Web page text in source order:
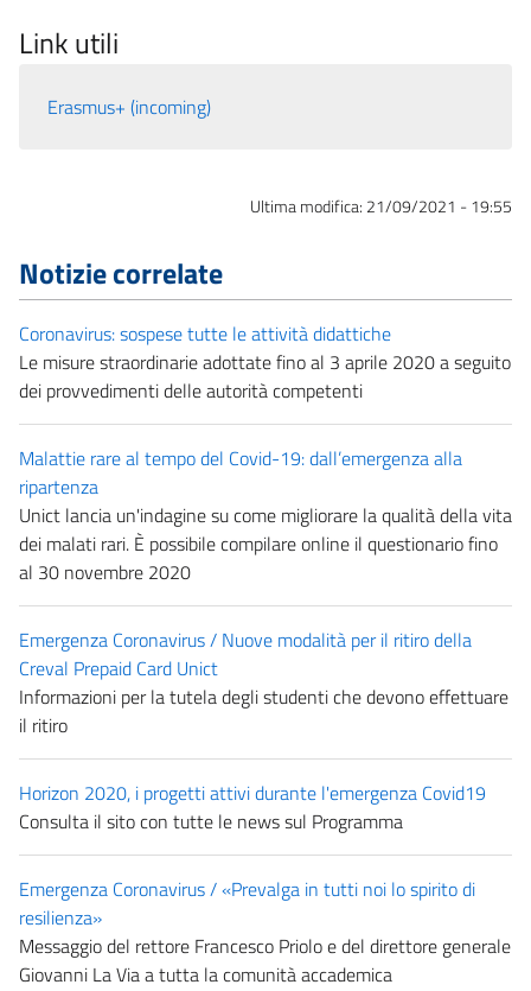
Link utili
Erasmus+ (incoming)
Ultima modifica: 21/09/2021 - 19:55
Notizie correlate
Coronavirus: sospese tutte le attività didattiche
Le misure straordinarie adottate fino al 3 aprile 2020 a seguito
dei provvedimenti delle autorità competenti
Malattie rare al tempo del Covid-19: dall’emergenza alla
ripartenza
Unict lancia un'indagine su come migliorare la qualità della vita
dei malati rari. È possibile compilare online il questionario fino
al 30 novembre 2020
Emergenza Coronavirus / Nuove modalità per il ritiro della
Creval Prepaid Card Unict
Informazioni per la tutela degli studenti che devono effettuare
il ritiro
Horizon 2020, i progetti attivi durante l'emergenza Covid19
Consulta il sito con tutte le news sul Programma
Emergenza Coronavirus / «Prevalga in tutti noi lo spirito di
resilienza»
Messaggio del rettore Francesco Priolo e del direttore generale
Giovanni La Via a tutta la comunità accademica